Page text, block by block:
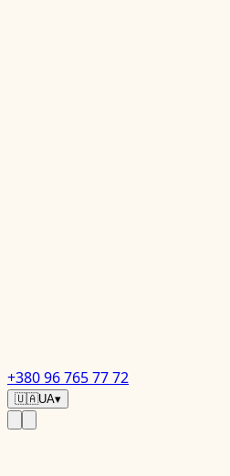
+380 96 765 77 72
🇺🇦UA▾